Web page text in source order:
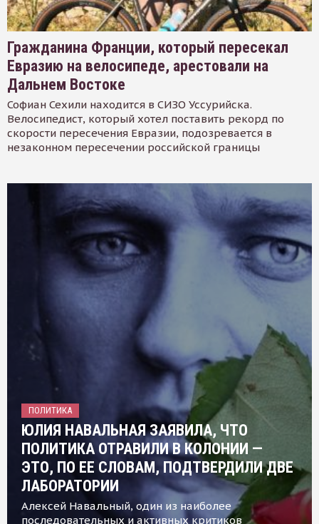
Гражданина Франции, который пересекал
Евразию на велосипеде, арестовали на
Дальнем Востоке
Софиан Сехили находится в СИЗО Уссурийска.
Велосипедист, который хотел поставить рекорд по
скорости пересечения Евразии, подозревается в
незаконном пересечении российской границы
ПОЛИТИКА
ЮЛИЯ НАВАЛЬНАЯ ЗАЯВИЛА, ЧТО
ПОЛИТИКА ОТРАВИЛИ В КОЛОНИИ —
ЭТО, ПО ЕЕ СЛОВАМ, ПОДТВЕРДИЛИ ДВЕ
ЛАБОРАТОРИИ
Алексей Навальный, один из наиболее
последовательных и активных критиков